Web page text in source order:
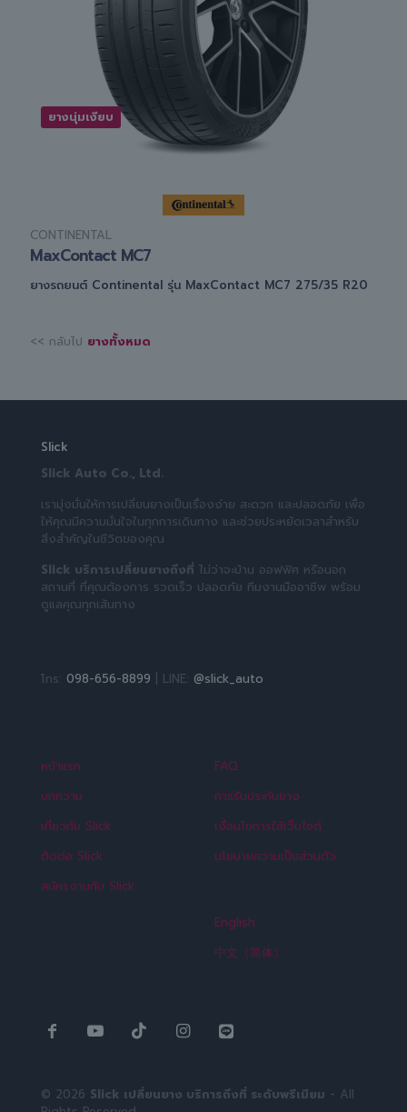
ยางนุ่มเงียบ
CONTINENTAL
MaxContact MC7
ยางรถยนต์ Continental รุ่น MaxContact MC7 275/35 R20
<< กลับไป ยางทั้งหมด
Slick
Slick Auto Co., Ltd.
เรามุ่งมั่นให้การเปลี่ยนยางเป็นเรื่องง่าย สะดวก และปลอดภัย เพื่อ
ให้คุณมีความมั่นใจในทุกการเดินทาง และช่วยประหยัดเวลาสำหรับ
สิ่งสำคัญในชีวิตของคุณ
Slick บริการเปลี่ยนยางถึงที่ ไม่ว่าจะบ้าน ออฟฟิศ หรือนอก
สถานที่ ที่คุณต้องการ รวดเร็ว ปลอดภัย ทีมงานมืออาชีพ พร้อม
ดูแลคุณทุกเส้นทาง
โทร: 098-656-8899 | LINE: @slick_auto
หน้าแรก
บทความ
เกี่ยวกับ Slick
ติดต่อ Slick
สมัครงานกับ Slick
FAQ
การรับประกันยาง
เงื่อนไขการใช้เว็บไซต์
นโยบายความเป็นส่วนตัว
English
中文（简体）
© 2026 Slick เปลี่ยนยาง บริการถึงที่ ระดับพรีเมียม - All